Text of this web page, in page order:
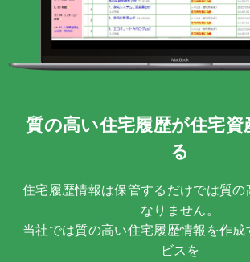
質の高い住宅履歴が住宅資
る
住宅履歴情報は保管するだけでは質の
なりません。
当社では質の高い住宅履歴情報を作成
ビスを